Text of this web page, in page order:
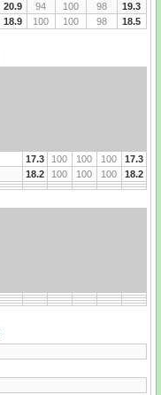
20.9 94 100 98
19.3
18.9 100 100 98 18.5
17.3 100 100 100
17.3
18.2 100 100 100 18.2